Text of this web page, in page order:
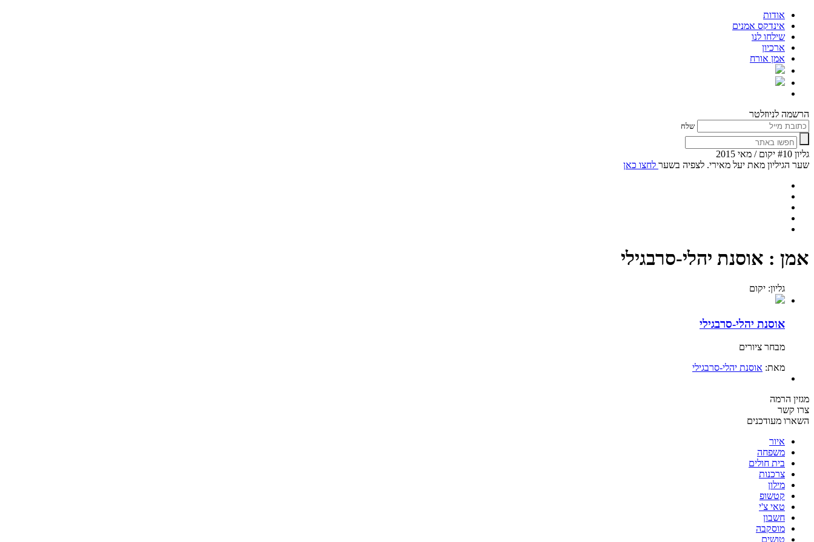
אודות
אינדקס אמנים
שילחו לנו
ארכיון
אמן אורח
הרשמה לניוזלטר
שלח
גליון #10 יקום / מאי 2015
שער הגיליון מאת יעל מאירי. לצפיה בשער לחצו כאן
אמן : אוסנת יהלי-סרבגילי
גליון: יקום
אוסנת יהלי-סרבגילי
מבחר ציורים
מאת: אוסנת יהלי-סרבגילי
מגזין הרמה
צרו קשר
השארו מעודכנים
איור
משפחה
בית חולים
צרכנות
מילון
קטשופ
טאי צ'י
חשבון
מוסקבה
טושים